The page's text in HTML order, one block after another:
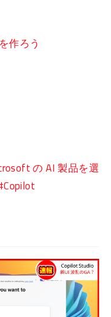
作ろう
の AI 製品を選